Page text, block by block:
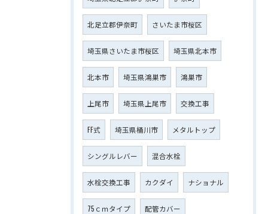
北足立郡伊奈町 さいたま市桜区
埼玉県さいたま市桜区 埼玉県北本市
北本市 埼玉県鴻巣市 鴻巣市
上尾市 埼玉県上尾市 交換工事
FF式 埼玉県桶川市 メタルトップ
シングルレバー 混合水栓
水栓交換工事 カクダイ ナショナル
75ｃｍタイプ 配管カバー